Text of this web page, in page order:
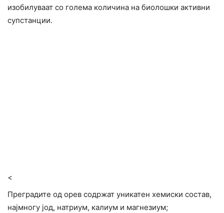
изобилуваат со голема количина на биолошки активни
супстанции.
<
Преградите од орев содржат уникатен хемиски состав,
најмногу јод, натриум, калиум и магнезиум;